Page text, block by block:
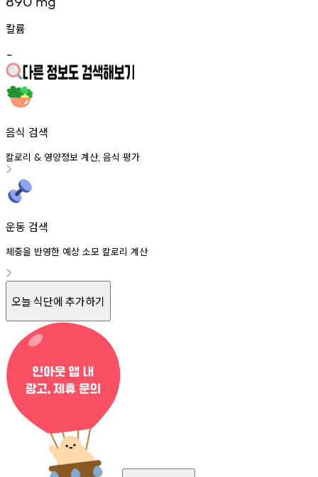
칼륨
-
음식 검색
칼로리 & 영양정보 계산, 음식 평가
운동 검색
체중을 반영한 예상 소모 칼로리 계산
오늘 식단에 추가하기